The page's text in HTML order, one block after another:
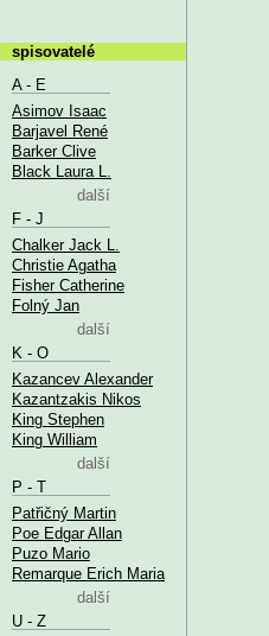
spisovatelé
A - E
Asimov Isaac
Barjavel René
Barker Clive
Black Laura L.
další
F - J
Chalker Jack L.
Christie Agatha
Fisher Catherine
Folný Jan
další
K - O
Kazancev Alexander
Kazantzakis Nikos
King Stephen
King William
další
P - T
Patřičný Martin
Poe Edgar Allan
Puzo Mario
Remarque Erich Maria
další
U - Z